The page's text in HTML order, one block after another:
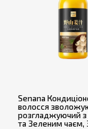
Senana
волосся
розгладжуючий
та Зеленим чаєм,